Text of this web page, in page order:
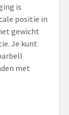
is
positie in
gewicht
Je kunt
met